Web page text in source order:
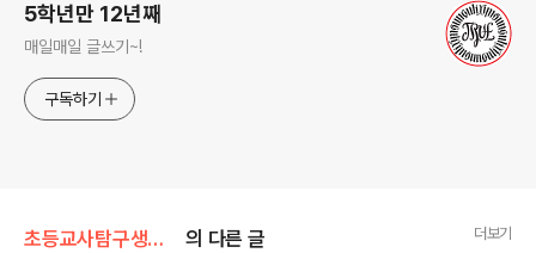
5학년만 12년째
매일매일 글쓰기~!
구독하기
초등교사탐구생활/수업개선 의 다른 글 더보기